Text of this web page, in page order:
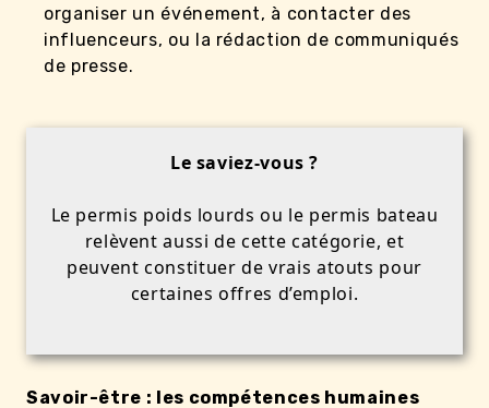
organiser un événement, à contacter des
influenceurs, ou la rédaction de communiqués
de presse.
Le saviez-vous ?
Le permis poids lourds ou le permis bateau
relèvent aussi de cette catégorie, et
peuvent constituer de vrais atouts pour
certaines offres d’emploi.
Savoir-être : les compétences humaines